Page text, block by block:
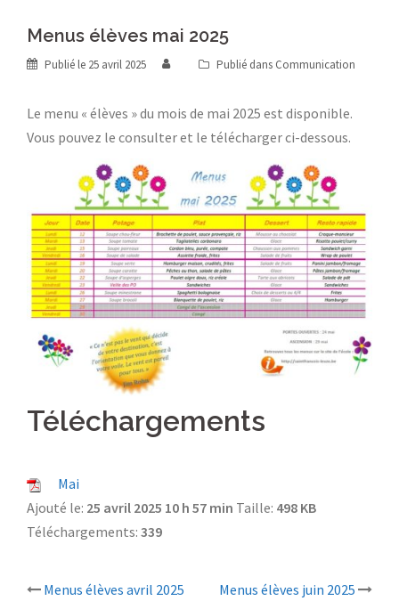
Menus élèves mai 2025
Publié le 25 avril 2025 Publié dans Communication
Le menu « élèves » du mois de mai 2025 est disponible.
Vous pouvez le consulter et le télécharger ci-dessous.
Téléchargements
Mai
Ajouté le: 25 avril 2025 10 h 57 min Taille: 498 KB
Téléchargements: 339
Menus élèves avril 2025 Menus élèves juin 2025